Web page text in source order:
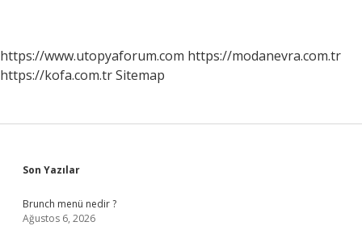
https://www.utopyaforum.com https://modanevra.com.tr
https://kofa.com.trSitemap
Sidebar
Son Yazılar
Brunch menü nedir ?
Ağustos 6, 2026